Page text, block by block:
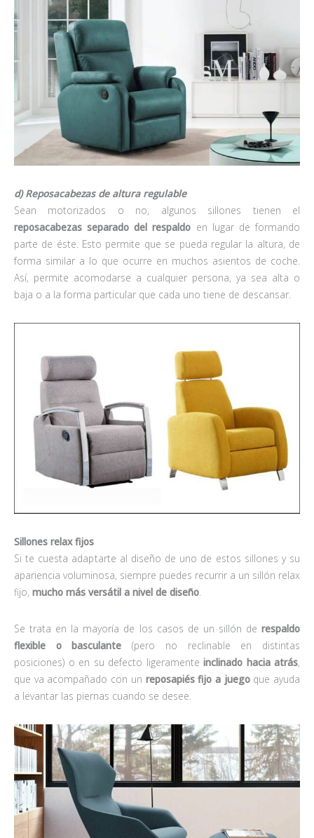
d) Reposacabezas de altura regulable
Sean motorizados o no, algunos sillones tienen el
reposacabezas separado del respaldo en lugar de formando
parte de éste. Esto permite que se pueda regular la altura, de
forma similar a lo que ocurre en muchos asientos de coche.
Así, permite acomodarse a cualquier persona, ya sea alta o
baja o a la forma particular que cada uno tiene de descansar.
Sillones relax fijos
Si te cuesta adaptarte al diseño de uno de estos sillones y su
apariencia voluminosa, siempre puedes recurrir a un sillón relax
fijo, mucho más versátil a nivel de diseño.
Se trata en la mayoría de los casos de un sillón de respaldo
flexible o basculante (pero no reclinable en distintas
posiciones) o en su defecto ligeramente inclinado hacia atrás,
que va acompañado con un reposapiés fijo a juegoque ayuda
a levantar las piernas cuando se desee.